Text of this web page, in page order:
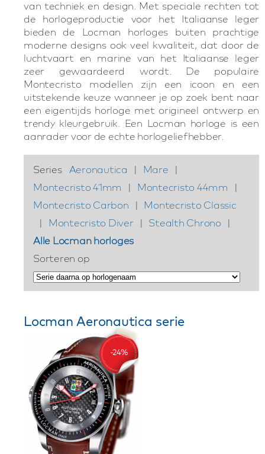
van techniek en design. Met speciale rechten tot
de horlogeproductie voor het Italiaanse leger
bieden de Locman horloges buiten prachtige
moderne designs ook veel kwaliteit, dat door de
luchtvaart en marine van het Italiaanse leger
zeer gewaardeerd wordt. De populaire
Montecristo modellen zijn een icoon en een
uitstekende keuze wanneer je op zoek bent naar
een eigentijds horloge met origineel ontwerp en
trendy kleurgebruik. Een Locman horloge is een
aanrader voor de echte horlogeliefhebber.
Series Aeronautica | Mare
|
Montecristo 41mm
| Montecristo 44mm
|
Montecristo Carbon
| Montecristo Classic
|
Montecristo Diver | Stealth Chrono
|
Alle Locman horloges
Sorteren op
Locman Aeronautica serie